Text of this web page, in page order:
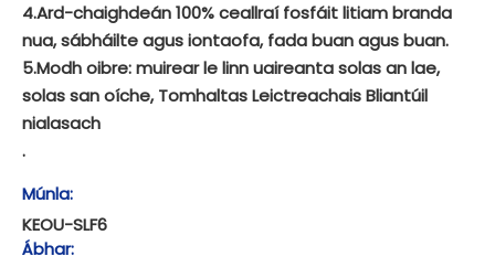
4.Ard-chaighdeán 100% ceallraí fosfáit litiam branda
nua, sábháilte agus iontaofa, fada buan agus buan.
5.Modh oibre: muirear le linn uaireanta solas an lae,
solas san oíche, Tomhaltas Leictreachais Bliantúil
nialasach
.
Múnla:
KEOU-SLF6
Ábhar: